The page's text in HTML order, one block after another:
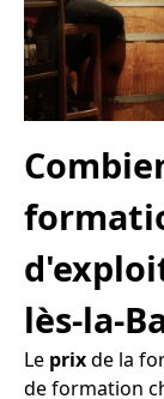
lès-la-
Le prixde la
de formation